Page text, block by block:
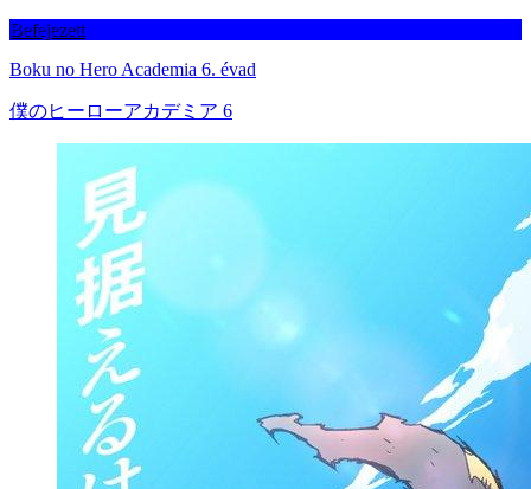
Befejezett
Boku no Hero Academia 6. évad
僕のヒーローアカデミア 6